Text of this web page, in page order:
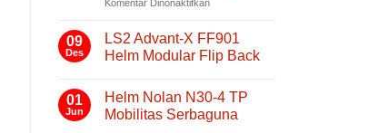
Komentar Dinonaktifkan
Strobe
II
FF908:
Modular
ECE
22.06
09
Des
LS2 Advant-X FF901
Helm Modular Flip Back
komentar
pada
LS2
01
Jun
Helm Nolan N30-4 TP
Mobilitas Serbaguna